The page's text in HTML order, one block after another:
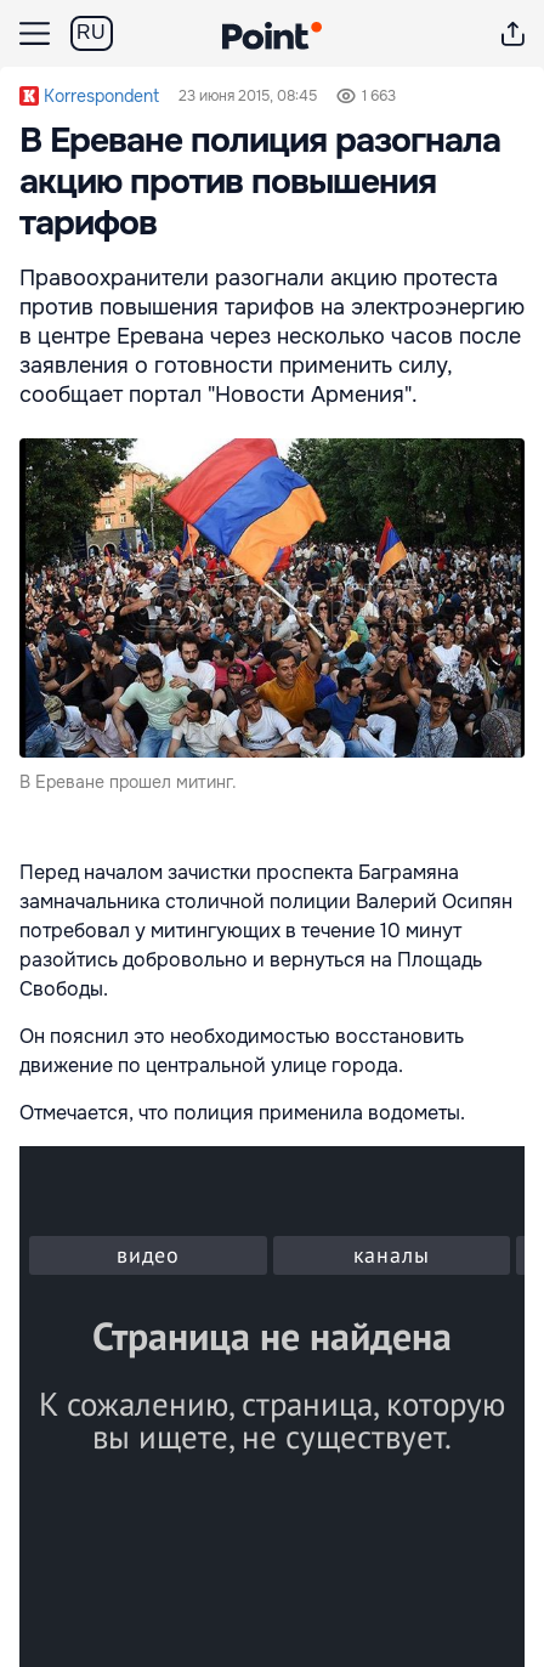
RU
Korrespondent 23 июня 2015, 08:45 1 663
В Ереване полиция разогнала
акцию против повышения
тарифов
Правоохранители разогнали акцию протеста
против повышения тарифов на электроэнергию
в центре Еревана через несколько часов после
заявления о готовности применить силу,
сообщает портал "Новости Армения".
В Ереване прошел митинг.
Перед началом зачистки проспекта Баграмяна
замначальника столичной полиции Валерий Осипян
потребовал у митингующих в течение 10 минут
разойтись добровольно и вернуться на Площадь
Свободы.
Он пояснил это необходимостью восстановить
движение по центральной улице города.
Отмечается, что полиция применила водометы.